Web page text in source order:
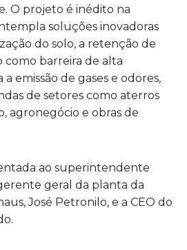
O projeto é inédito na
soluções inovadoras
do solo, a retenção de
como barreira de alta
emissão de gases e odores,
de setores como aterros
agronegócio e obras de
ao superintendente
geral da planta da
José Petronilo, e a CEO do